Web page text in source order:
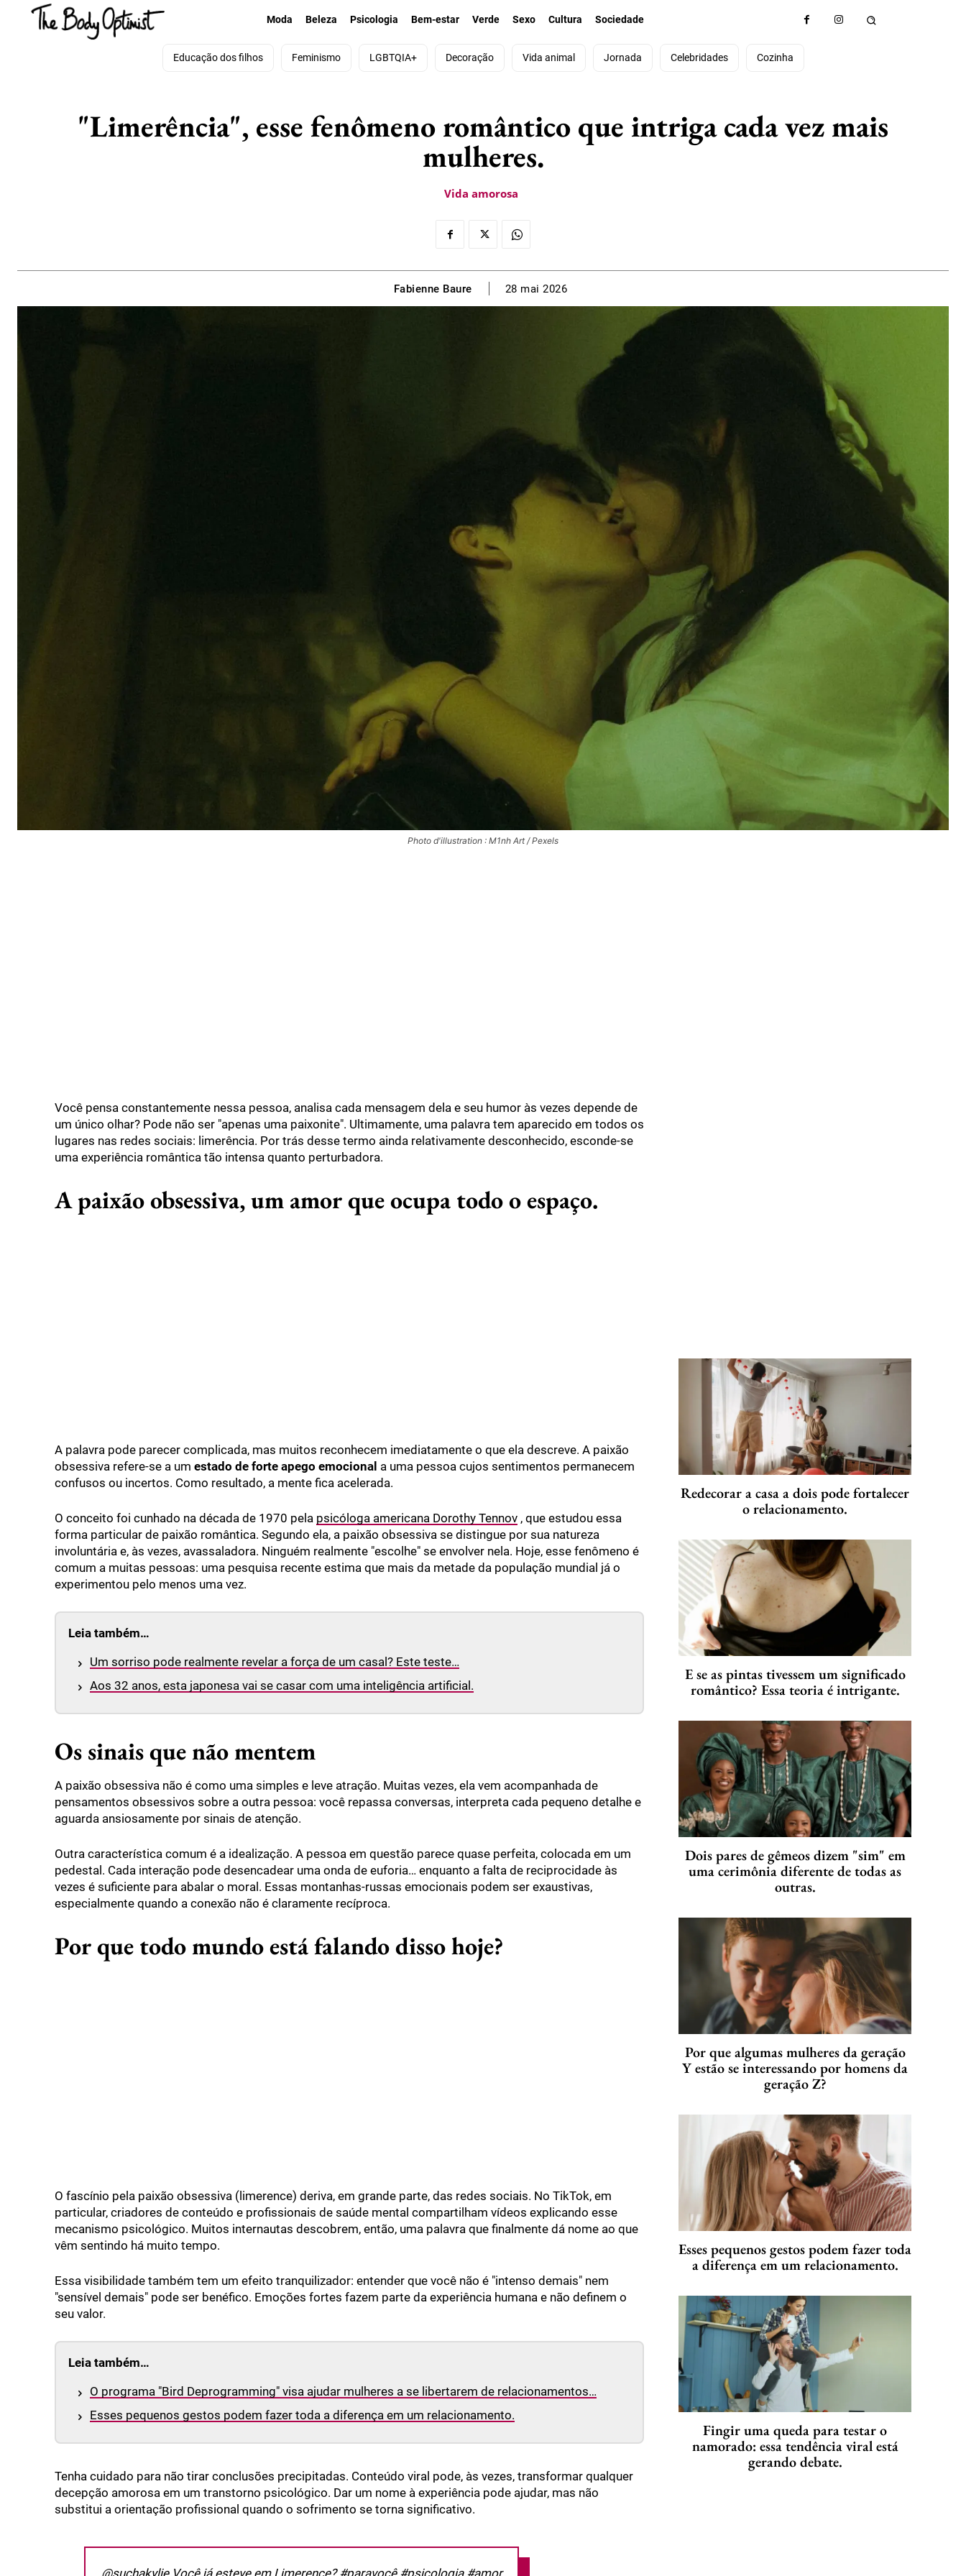
Moda Beleza Psicologia Bem-estar Verde Sexo Cultura Sociedade
Educação dos filhos Feminismo LGBTQIA+ Decoração Vida animal Jornada Celebridades Cozinha
"Limerência", esse fenômeno romântico que intriga cada vez mais
mulheres.
Vida amorosa
Fabienne Baure 28 mai 2026
Photo d'illustration : M1nh Art / Pexels
Você pensa constantemente nessa pessoa, analisa cada mensagem dela e seu humor às vezes depende de
um único olhar? Pode não ser "apenas uma paixonite". Ultimamente, uma palavra tem aparecido em todos os
lugares nas redes sociais: limerência. Por trás desse termo ainda relativamente desconhecido, esconde-se
uma experiência romântica tão intensa quanto perturbadora.
A paixão obsessiva, um amor que ocupa todo o espaço.
A palavra pode parecer complicada, mas muitos reconhecem imediatamente o que ela descreve. A paixão
obsessiva refere-se a um estado de forte apego emocional a uma pessoa cujos sentimentos permanecem
confusos ou incertos. Como resultado, a mente fica acelerada.
O conceito foi cunhado na década de 1970 pela psicóloga americana Dorothy Tennov , que estudou essa
forma particular de paixão romântica. Segundo ela, a paixão obsessiva se distingue por sua natureza
involuntária e, às vezes, avassaladora. Ninguém realmente "escolhe" se envolver nela. Hoje, esse fenômeno é
comum a muitas pessoas: uma pesquisa recente estima que mais da metade da população mundial já o
experimentou pelo menos uma vez.
Leia também…
Um sorriso pode realmente revelar a força de um casal? Este teste…
Aos 32 anos, esta japonesa vai se casar com uma inteligência artificial.
Os sinais que não mentem
A paixão obsessiva não é como uma simples e leve atração. Muitas vezes, ela vem acompanhada de
pensamentos obsessivos sobre a outra pessoa: você repassa conversas, interpreta cada pequeno detalhe e
aguarda ansiosamente por sinais de atenção.
Outra característica comum é a idealização. A pessoa em questão parece quase perfeita, colocada em um
pedestal. Cada interação pode desencadear uma onda de euforia… enquanto a falta de reciprocidade às
vezes é suficiente para abalar o moral. Essas montanhas-russas emocionais podem ser exaustivas,
especialmente quando a conexão não é claramente recíproca.
Por que todo mundo está falando disso hoje?
O fascínio pela paixão obsessiva (limerence) deriva, em grande parte, das redes sociais. No TikTok, em
particular, criadores de conteúdo e profissionais de saúde mental compartilham vídeos explicando esse
mecanismo psicológico. Muitos internautas descobrem, então, uma palavra que finalmente dá nome ao que
vêm sentindo há muito tempo.
Essa visibilidade também tem um efeito tranquilizador: entender que você não é "intenso demais" nem
"sensível demais" pode ser benéfico. Emoções fortes fazem parte da experiência humana e não definem o
seu valor.
Leia também…
O programa "Bird Deprogramming" visa ajudar mulheres a se libertarem de relacionamentos…
Esses pequenos gestos podem fazer toda a diferença em um relacionamento.
Tenha cuidado para não tirar conclusões precipitadas. Conteúdo viral pode, às vezes, transformar qualquer
decepção amorosa em um transtorno psicológico. Dar um nome à experiência pode ajudar, mas não
substitui a orientação profissional quando o sofrimento se torna significativo.
Redecorar a casa a dois pode fortalecer
o relacionamento.
E se as pintas tivessem um significado
romântico? Essa teoria é intrigante.
Dois pares de gêmeos dizem "sim" em
uma cerimônia diferente de todas as
outras.
Por que algumas mulheres da geração
Y estão se interessando por homens da
geração Z?
Esses pequenos gestos podem fazer toda
a diferença em um relacionamento.
Fingir uma queda para testar o
namorado: essa tendência viral está
gerando debate.